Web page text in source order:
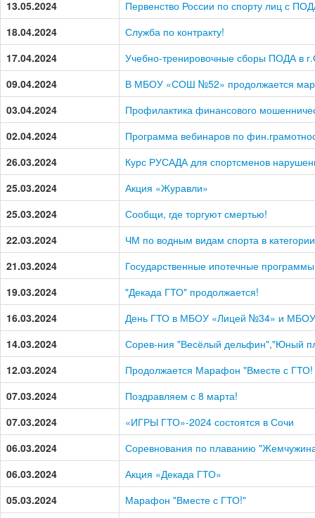
13.05.2024
Первенство России по спорту лиц с
18.04.2024
Служба по контракту!
17.04.2024
Учебно-тренировочные сборы ПОДА в
09.04.2024
В МБОУ «СОШ №52» продолжается
03.04.2024
Профилактика финансового
02.04.2024
Программа вебинаров по
26.03.2024
Курс РУСАДА для спортсменов
25.03.2024
Акция «Журавли»
25.03.2024
Сообщи, где торгуют смертью!
22.03.2024
ЧМ по водным видам спорта в
21.03.2024
Государственные ипотечные программы
19.03.2024
"Декада ГТО" продолжается!
16.03.2024
День ГТО в МБОУ «Лицей №34» и
14.03.2024
Сорев-ния "Весёлый дельфин","Юный
12.03.2024
Продолжается Марафон "Вместе с ГТО!
07.03.2024
Поздравляем с 8 марта!
07.03.2024
«ИГРЫ ГТО»-2024 состоятся в Сочи
06.03.2024
Соревнования по плаванию
06.03.2024
Акция «Декада ГТО»
05.03.2024
Марафон "Вместе с ГТО!"